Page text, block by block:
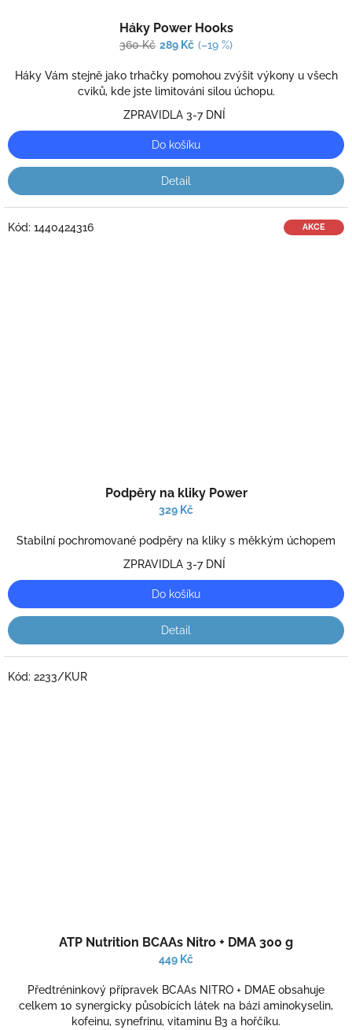
hodnocení
produktu
2,0
z
hvězdiček.
Háky Power Hooks
360 Kč 289 Kč (–19 %)
Háky Vám stejně jako trhačky pomohou zvýšit výkony u všech
cviků, kde jste limitováni silou úchopu.
ZPRAVIDLA 3-7 DNÍ
Do košíku
Detail
AKCE
hodnocení
produktu
3,0
5
hvězdiček.
Podpěry na kliky Power
329 Kč
Stabilní pochromované podpěry na kliky s měkkým úchopem
ZPRAVIDLA 3-7 DNÍ
Do košíku
Detail
Kód: 1440424316
ATP Nutrition BCAAs Nitro + DMA 300 g
449 Kč
Předtréninkový přípravek BCAAs NITRO + DMAE obsahuje
celkem 10 synergicky působících látek na bázi aminokyselin,
kofeinu, synefrinu, vitaminu B3 a hořčíku.
Kód: 2233/KUR